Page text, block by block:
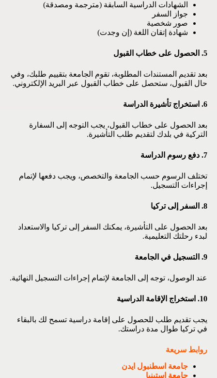
الشهادات الدراسية السابقة (مترجمة ومصدقة)
جواز السفر
صور شخصية
شهادة إتقان اللغة (إن وجدت)
5. الحصول على خطاب القبول
بعد تقديم المستندات المطلوبة، تقوم الجامعة بتقييم طلبك، وفي
حال القبول، ستحصل على خطاب القبول عبر البريد الإلكتروني.
6. استخراج تأشيرة الدراسة
بعد الحصول على خطاب القبول، يجب التوجه إلى السفارة
التركية في بلدك لتقديم طلب التأشيرة.
7. دفع رسوم الدراسة
تختلف الرسوم حسب الجامعة والتخصص، ويجب دفعها لإتمام
إجراءات التسجيل.
8. السفر إلى تركيا
بعد الحصول على التأشيرة، يمكنك السفر إلى تركيا والاستعداد
لبدء رحلتك التعليمية.
9. التسجيل في الجامعة
عند الوصول، توجه إلى الجامعة لإتمام إجراءات التسجيل النهائية.
10. استخراج الإقامة الدراسية
يجب تقديم طلب للحصول على إقامة دراسية تسمح لك بالبقاء
في تركيا طوال مدة دراستك.
روابط سريعة
جامعة اسطنبول ايدن
جامعة استينيا